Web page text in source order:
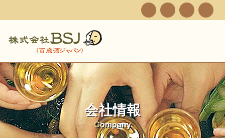
会社情報
Company